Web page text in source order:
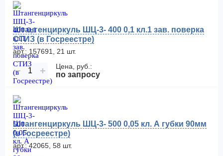
Штангенциркуль ШЦ-3- 400 0,1 кл.1 зав. поверка
СТИЗ (в Госреестре)
арт.: 157691, 21 шт.
− + Цена, руб.:
по запросу
Штангенциркуль ШЦ-3- 500 0,05 кл. А губки 90мм
(в Госреестре)
арт.: 42065, 58 шт.